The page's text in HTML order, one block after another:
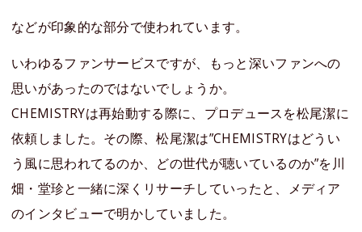
などが印象的な部分で使われています。
いわゆるファンサービスですが、もっと深いファンへの
思いがあったのではないでしょうか。
CHEMISTRYは再始動する際に、プロデュースを松尾潔に
依頼しました。その際、松尾潔は”CHEMISTRYはどうい
う風に思われてるのか、どの世代が聴いているのか”を川
畑・堂珍と一緒に深くリサーチしていったと、メディア
のインタビューで明かしていました。